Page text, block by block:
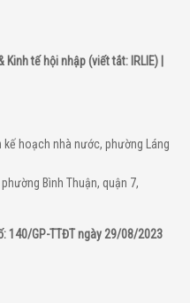
tế hội nhập (viết tắt: IRLIE) |
kế hoạch nhà nước, phường Láng
Bình Thuận, quận 7,
140/GP-TTĐT ngày 29/08/2023